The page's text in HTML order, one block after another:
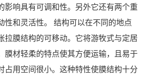
影响具有可调和性。另外它还有两个重
性和灵活性。 结构可以在不同的地点
拉膜结构的可移动。它将游牧式与定居
膜材轻柔的特点使其方便运输，且易于
占用空间很小。这种特性使膜结构十分